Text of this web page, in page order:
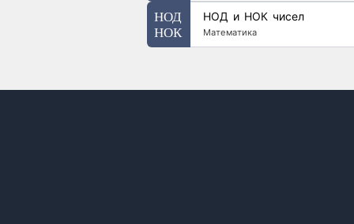
НОД и НОК чисел
Математика